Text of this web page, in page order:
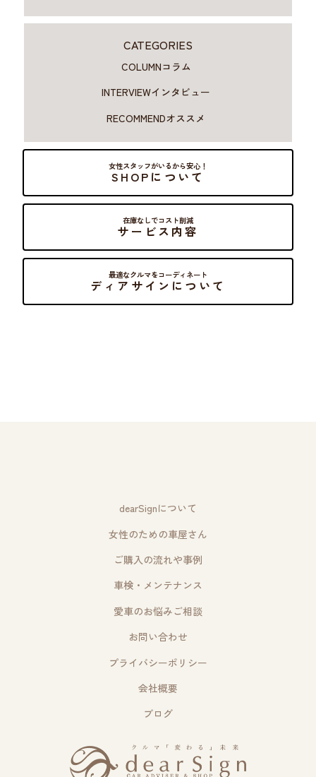
CATEGORIES
COLUMNコラム
INTERVIEWインタビュー
RECOMMENDオススメ
女性スタッフがいるから安心！
SHOPについて
在庫なしでコスト削減
サービス内容
最適なクルマをコーディネート
ディアサインについて
dearSignについて
女性のための車屋さん
ご購入の流れや事例
車検・メンテナンス
愛車のお悩みご相談
お問い合わせ
プライバシーポリシー
会社概要
ブログ